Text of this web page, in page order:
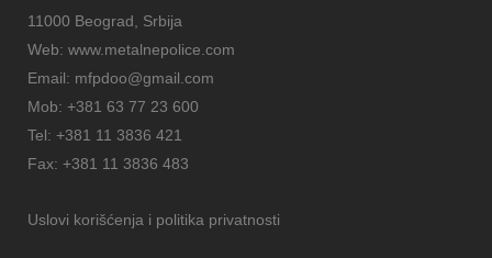
11000 Beograd, Srbija
Web: www.metalnepolice.com
Email: mfpdoo@gmail.com
Mob: +381 63 77 23 600
Tel: +381 11 3836 421
Fax: +381 11 3836 483
Uslovi korišćenja i politika privatnosti